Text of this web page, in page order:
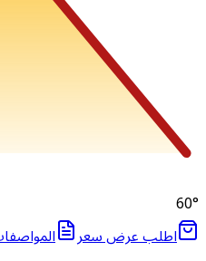
اطلب عرض سعر
المواصفات